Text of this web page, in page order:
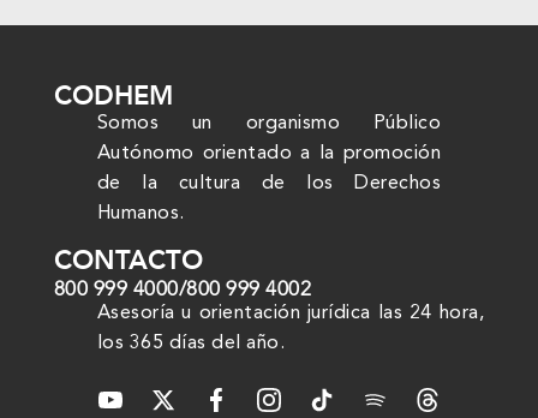
CODHEM
Somos un organismo Público
Autónomo orientado a la promoción
de la cultura de los Derechos
Humanos.
CONTACTO
800 999 4000/800 999 4002
Asesoría u orientación jurídica las 24 hora,
los 365 días del año.